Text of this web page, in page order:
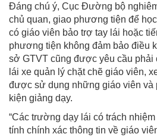
Đáng chú ý, Cục Đường bộ
chủ quan, giao phương tiện để
có giáo viên bảo trợ tay lái hoặc
phương tiện không đảm bảo điều
sở GTVT cũng được yêu cầu phải
lái xe quản lý chặt chẽ giáo viên,
được sử dụng những giáo viên và
kiện giảng dạy.
“Các trường dạy lái có trách
tính chính xác thông tin về giáo